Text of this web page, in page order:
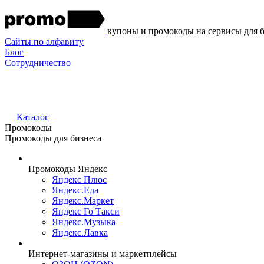
купоны и промокоды на сервисы для
Сайты по алфавиту
Блог
Сотрудничество
Каталог
Промокоды
Промокоды для бизнеса
Промокоды Яндекс
Яндекс Плюс
Яндекс.Еда
Яндекс.Маркет
Яндекс Го Такси
Яндекс.Музыка
Яндекс.Лавка
Интернет-магазины и маркетплейсы